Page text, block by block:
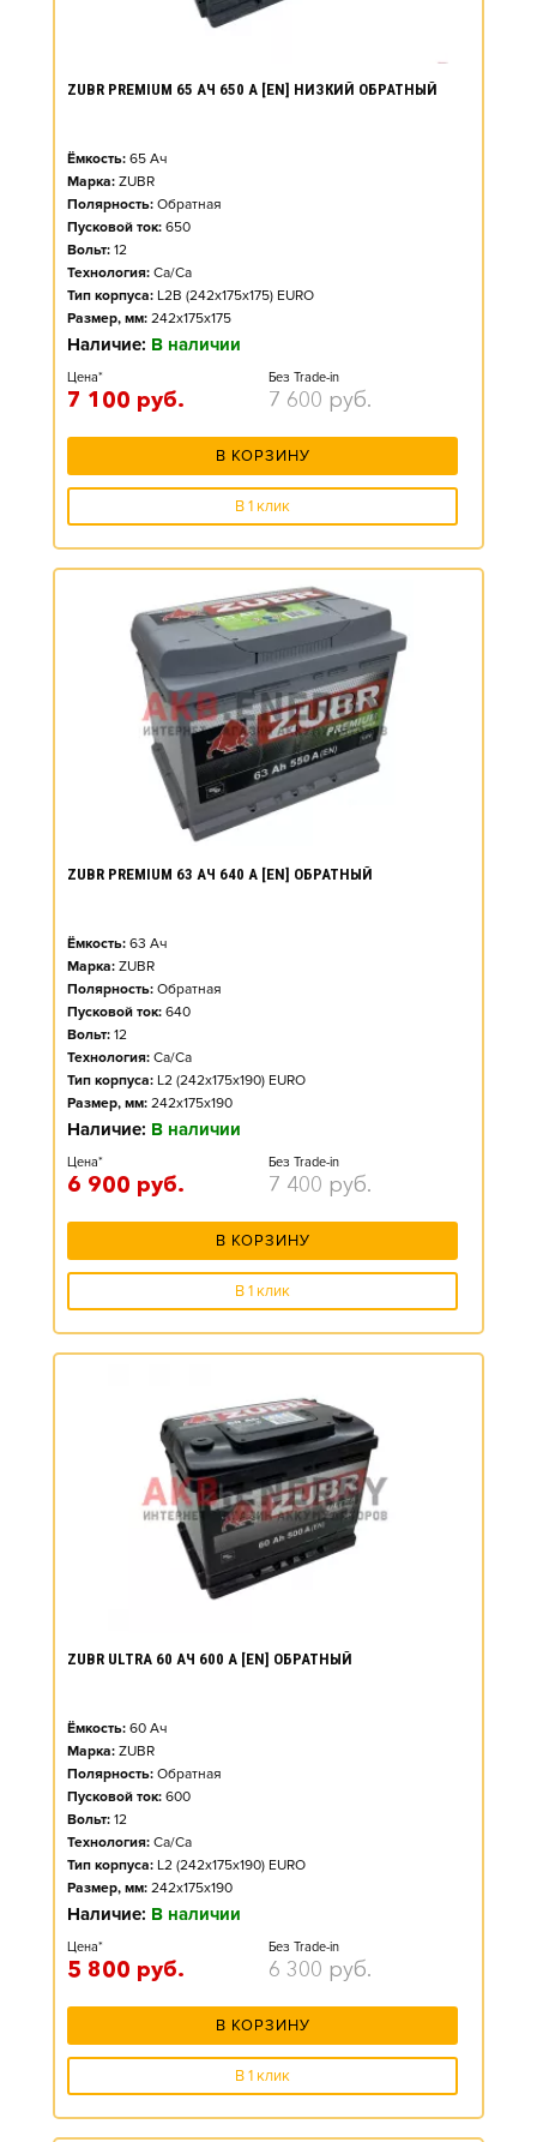
ZUBR PREMIUM 65 АЧ 650 А [EN] НИЗКИЙ ОБРАТНЫЙ
Ёмкость: 65 Ач
Марка: ZUBR
Полярность: Обратная
Пусковой ток: 650
Вольт: 12
Технология: Ca/Ca
Тип корпуса: L2B (242x175x175) EURO
Размер, мм: 242x175x175
Наличие: В наличии
Цена*
7 100 руб.
Без Trade-in
7 600 руб.
В КОРЗИНУ
В 1 клик
ZUBR PREMIUM 63 АЧ 640 А [EN] ОБРАТНЫЙ
Ёмкость: 63 Ач
Марка: ZUBR
Полярность: Обратная
Пусковой ток: 640
Вольт: 12
Технология: Ca/Ca
Тип корпуса: L2 (242x175x190) EURO
Размер, мм: 242x175x190
Наличие: В наличии
Цена*
6 900 руб.
Без Trade-in
7 400 руб.
В КОРЗИНУ
В 1 клик
ZUBR ULTRA 60 АЧ 600 А [EN] ОБРАТНЫЙ
Ёмкость: 60 Ач
Марка: ZUBR
Полярность: Обратная
Пусковой ток: 600
Вольт: 12
Технология: Ca/Ca
Тип корпуса: L2 (242x175x190) EURO
Размер, мм: 242x175x190
Наличие: В наличии
Цена*
5 800 руб.
Без Trade-in
6 300 руб.
В КОРЗИНУ
В 1 клик